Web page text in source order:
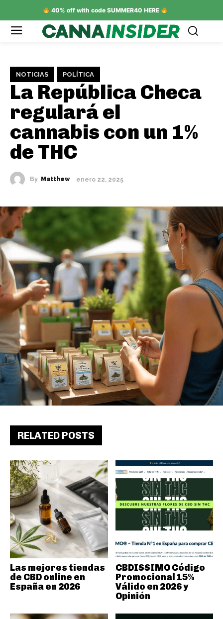
40% off with code SUMMER40 HERE
NOTICIAS POLÍTICA
La República Checa
regulará el
cannabis con un 1%
de THC
By Matthew enero 22, 2025
RELATED POSTS
Las mejores tiendas
de CBD online en
España en 2026
CBDISSIMO Código
Promocional 15%
Válido en 2026 y
Opinión